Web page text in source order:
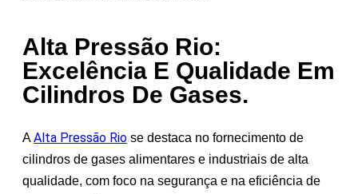
Alta Pressão Rio:
Excelência E Qualidade Em
Cilindros De Gases.
AAlta Pressão Rio se destaca no fornecimento de
cilindros de gases alimentares e industriais de alta
qualidade, com foco na segurança e na eficiência de